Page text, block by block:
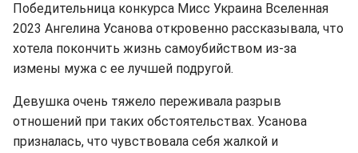
Победительница конкурса Мисс Украина Вселенная
2023 Ангелина Усанова откровенно рассказывала, что
хотела покончить жизнь самоубийством из-за
измены мужа с ее лучшей подругой.
Девушка очень тяжело переживала разрыв
отношений при таких обстоятельствах. Усанова
призналась, что чувствовала себя жалкой и